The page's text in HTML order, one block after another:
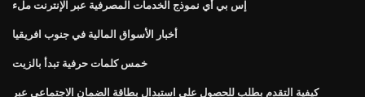
إس بي أي نموذج الخدمات المصرفية عبر الإنترنت ملء
أخبار الأسواق المالية في جنوب افريقيا
خمس كلمات حرفية تبدأ بالزيت
كيفية التقدم بطلب للحصول على استبدال بطاقة الضمان الاجتماعي عبر